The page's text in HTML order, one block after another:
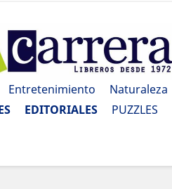
Entretenimiento Naturaleza
EDITORIALES PUZZLES